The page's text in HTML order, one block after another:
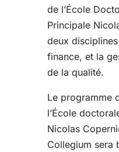
de l’École
Principale
deux
finance, et la
de la qualité.
Le programme
l’École
Nicolas
Collegium sera